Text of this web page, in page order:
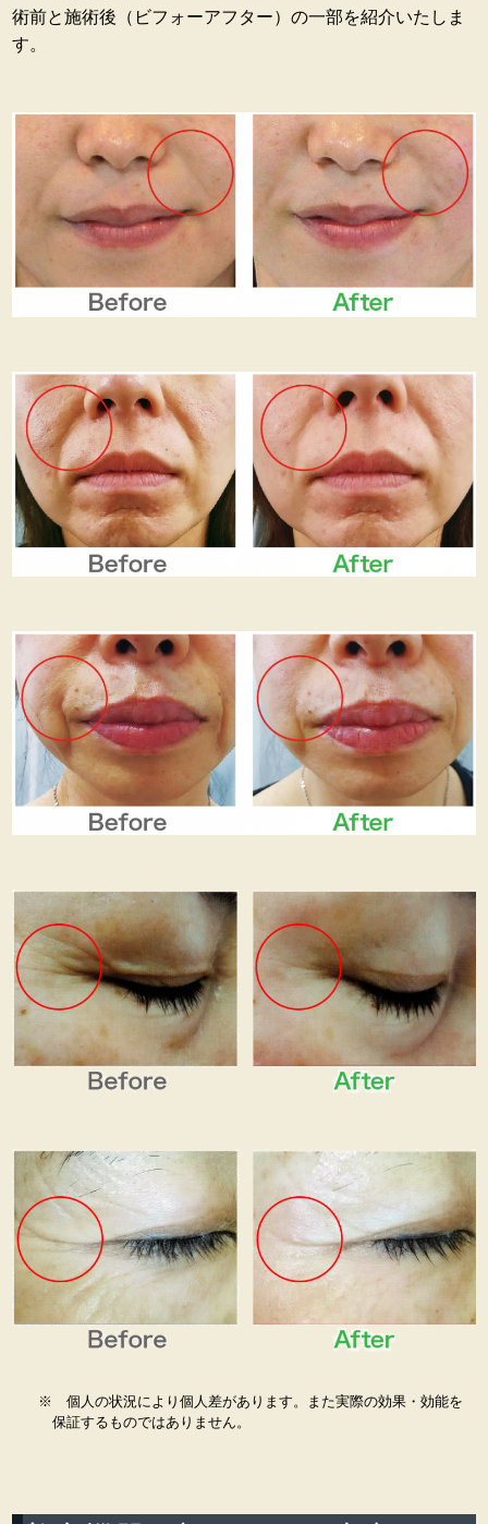
術前と施術後（ビフォーアフター）の一部を紹介いたしま
す。
※ 個人の状況により個人差があります。また実際の効果・効能を
保証するものではありません。